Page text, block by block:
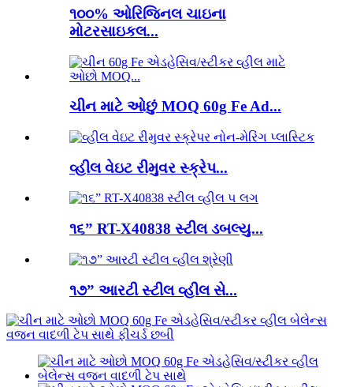
૧૦૦% ઓરિજિનલ ચાઇના
મોટરસાઇકલ...
ચીન માટે ઓછું MOQ 60g Fe Ad...
વ્હીલ વેઇટ રીમુવર સ્ક્રેપ...
૧૬” RT-X40838 સ્ટીલ ડબલ્યુ...
૧૭” આરટી સ્ટીલ વ્હીલ સે...